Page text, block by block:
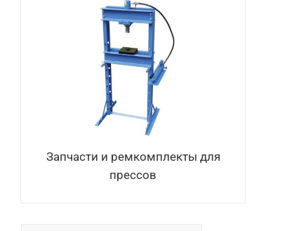
Запчасти и ремкомплекты для
прессов